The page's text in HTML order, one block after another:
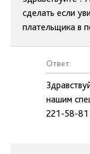
сделать если
плательщика в
Ответ:
нашим
221-58-81